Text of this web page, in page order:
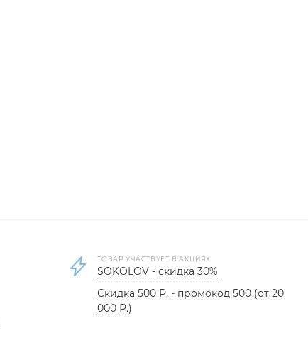
ТОВАР УЧАСТВУЕТ В АКЦИЯХ
SOKOLOV - скидка 30%
Скидка 500 Р. - промокод 500 (от 20
000 Р.)